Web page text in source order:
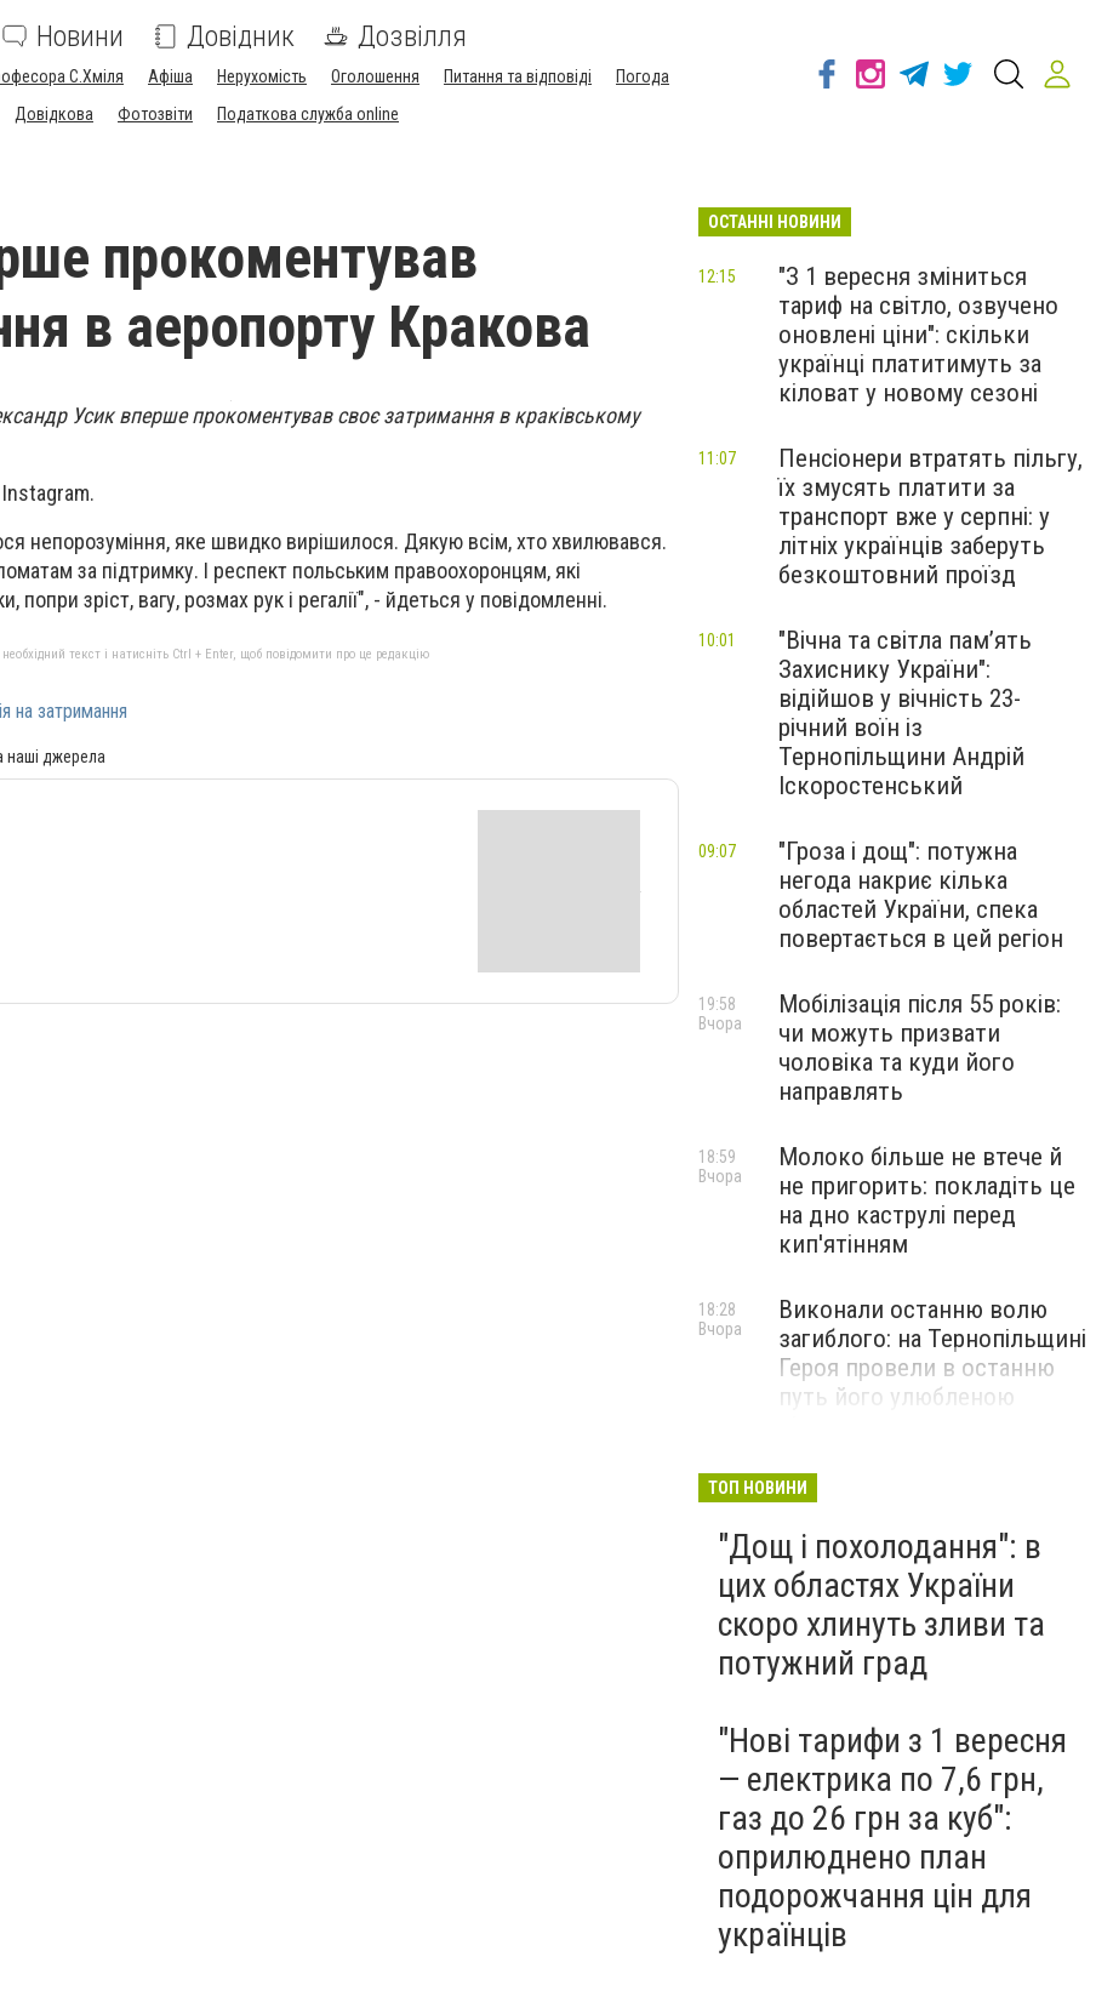
Новини Довідник Дозвілля
С.Хміля Афіша Нерухомість Оголошення Питання та відповіді
Погода
Довідкова Фотозвіти Податкова служба online
прокоментував
в аеропорту Кракова
Усик вперше прокоментував своє затримання в краківському
Instagram.
непорозуміння, яке швидко вирішилося. Дякую всім, хто хвилювався.
за підтримку. І респект польським правоохоронцям, які
попри зріст, вагу, розмах рук і регалії", - йдеться у повідомленні.
текст і натисніть Ctrl + Enter, щоб повідомити про це редакцію
на затримання
наші джерела
ОСТАННІ НОВИНИ
"З 1 вересня зміниться
тариф на світло, озвучено
оновлені ціни": скільки
українці платитимуть за
кіловат у новому сезоні
12:15
Пенсіонери втратять пільгу,
їх змусять платити за
транспорт вже у серпні: у
літніх українців заберуть
безкоштовний проїзд
11:07
"Вічна та світла пам’ять
Захиснику України":
відійшов у вічність 23-
річний воїн із
Тернопільщини Андрій
Іскоростенський
10:01
"Гроза і дощ": потужна
негода накриє кілька
областей України, спека
повертається в цей регіон
09:07
Мобілізація після 55 років:
чи можуть призвати
чоловіка та куди його
направлять
19:58
Вчора
Молоко більше не втече й
не пригорить: покладіть це
на дно каструлі перед
кип'ятінням
18:59
Вчора
Виконали останню волю
загиблого: на Тернопільщині
Героя провели в останню
путь його улюбленою
18:28
Вчора
Тікав від поліції з 3,48
військовий у СЗЧ
перекинув авто,
постраждав пасажир
17:48
ТОП НОВИНИ
"Дощ і похолодання": в
цих областях України
скоро хлинуть зливи та
потужний град
"Нові тарифи з 1 вересня
— електрика по 7,6 грн,
газ до 26 грн за куб":
оприлюднено план
подорожчання цін для
українців